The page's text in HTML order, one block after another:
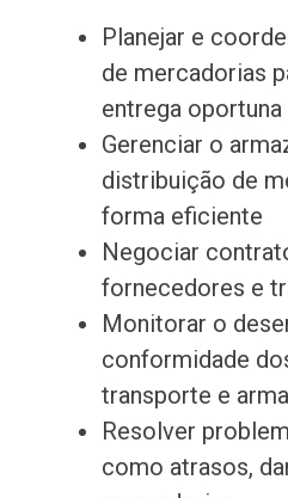
Planejar e
de mercadorias
entrega oportuna
Gerenciar o
distribuição de
forma eficiente
Negociar
fornecedores e
Monitorar o
conformidade
transporte e
Resolver
como atrasos,